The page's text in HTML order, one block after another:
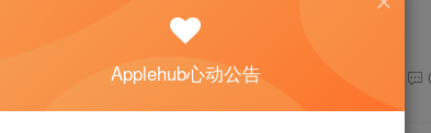
Applehub心动公告